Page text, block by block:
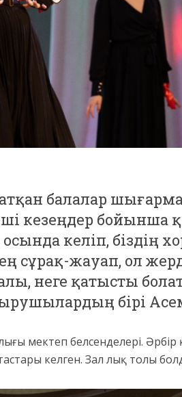
балалар
кезеңдер бойынша
келіп, біздің
сұрақ-жауап, ол
неге қатысты
бірі
мектеп белсенделері.
келген. Зал лық толы